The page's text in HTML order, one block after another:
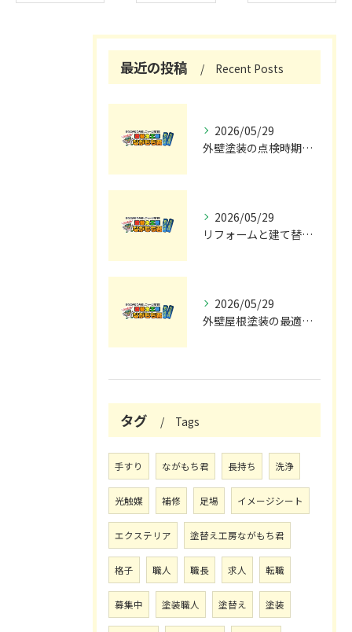
最近の投稿 Recent Posts
2026/05/29
外壁塗装の点検時期と施工の最適タイミング
2026/05/29
リフォームと建て替えの費用と注意点完全解説
2026/05/29
外壁屋根塗装の最適メンテナンス時期
タグ Tags
手すり ながもち君 長持ち 洗浄
光触媒 補修 足場 イメージシート
エクステリア 塗替え工房ながもち君
格子 職人 職長 求人 転職
募集中 塗装職人 塗替え 塗装